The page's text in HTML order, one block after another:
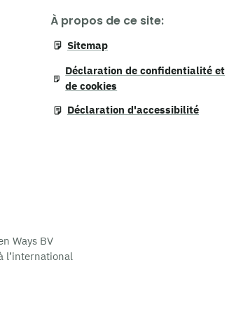
À propos de ce site:
Sitemap
Déclaration de confidentialité et
de cookies
Déclaration d'accessibilité
Ways BV
l’international